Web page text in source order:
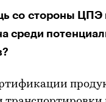
со стороны ЦПЭ
среди